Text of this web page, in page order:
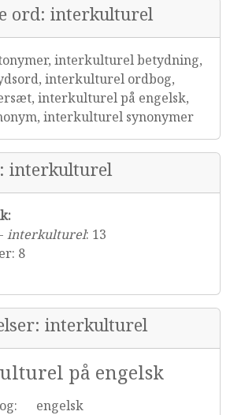
ord: interkulturel
interkulturel betydning,
interkulturel ordbog,
interkulturel på engelsk,
interkulturel synonymer
interkulturel
interkulturel: 13
8
interkulturel
på engelsk
engelsk